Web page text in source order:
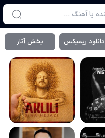
دانلود ریمیکس پخش آثار